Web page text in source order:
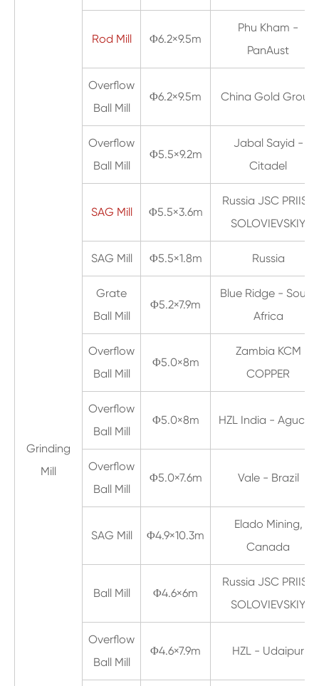
Grinding
Mill
Rod Mill Φ6.2×9.5m
Phu Kham -
PanAust
Overflow
Ball Mill
Φ6.2×9.5m China Gold Group
Overflow
Ball Mill
Φ5.5×9.2m
Jabal Sayid -
Citadel
SAG Mill Φ5.5×3.6m
Russia JSC PRIISK
SOLOVIEVSKIY
SAG Mill Φ5.5×1.8m Russia
Grate
Ball Mill
Φ5.2×7.9m
Blue Ridge - South
Africa
Overflow
Ball Mill
Φ5.0×8m
Zambia KCM
COPPER
Overflow
Ball Mill
Φ5.0×8m HZL India - Agucha
Overflow
Ball Mill
Φ5.0×7.6m Vale - Brazil
SAG Mill Φ4.9×10.3m
Elado Mining,
Canada
Ball Mill Φ4.6×6m
Russia JSC PRIISK
SOLOVIEVSKIY
Overflow
Ball Mill
Φ4.6×7.9m HZL - Udaipur